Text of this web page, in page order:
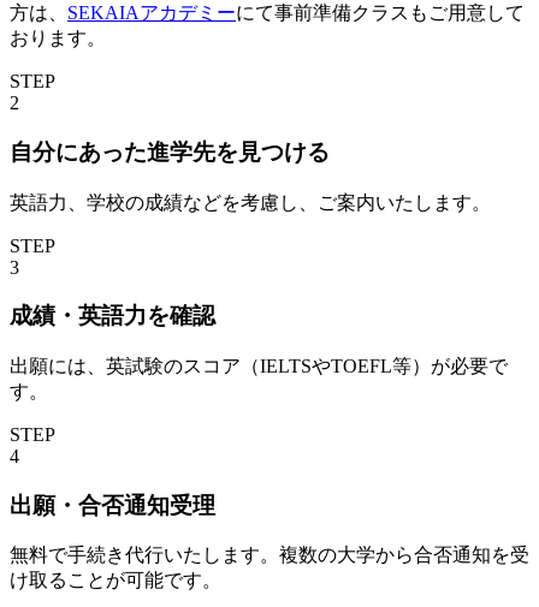
方は、 SEKAIAアカデミーにて事前準備クラスもご用意して
おります。
STEP
2
自分にあった進学先を見つける
英語力、学校の成績などを考慮し、ご案内いたします。
STEP
3
成績・英語力を確認
出願には、英試験のスコア（IELTSやTOEFL等）が必要で
す。
STEP
4
出願・合否通知受理
無料で手続き代行いたします。複数の大学から合否通知を受
け取ることが可能です。